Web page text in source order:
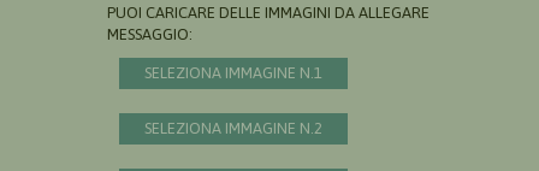
PUOI CARICARE DELLE IMMAGINI DA ALLEGARE AL
MESSAGGIO:
SELEZIONA IMMAGINE N.1
SELEZIONA IMMAGINE N.2